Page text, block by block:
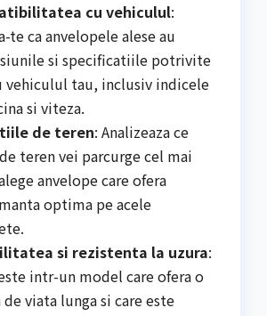
cu vehiculul:
te ca anvelopele alese au
si specificatiile potrivite
vehiculul tau, inclusiv indicele
si viteza.
de teren: Analizeaza ce
teren vei parcurge cel mai
anvelope care ofera
optima pe acele
si rezistenta la uzura:
intr-un model care ofera o
viata lunga si care este